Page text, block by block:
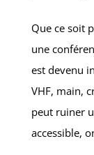
Que ce soit
une
est devenu
VHF, main,
peut ruiner
accessible,